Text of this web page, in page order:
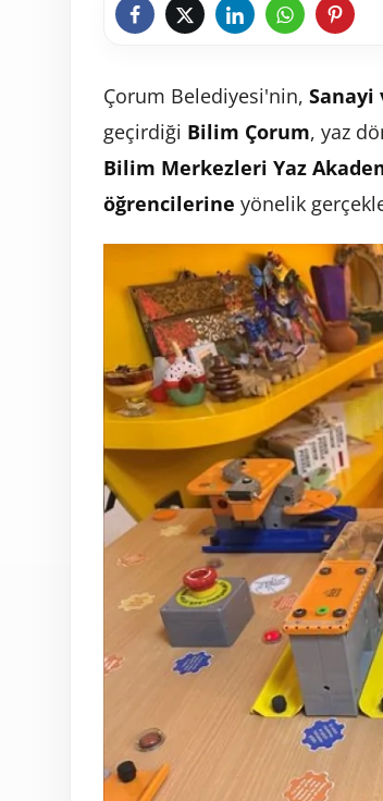
Çorum Belediyesi'nin, Sanayi
geçirdiği Bilim Çorum, yaz
Bilim Merkezleri Yaz
öğrencilerine yönelik